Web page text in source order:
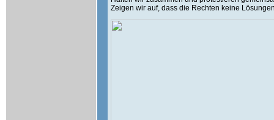
Zeigen wir auf, dass die Rechten keine